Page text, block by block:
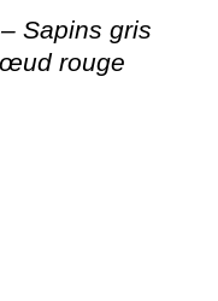
Sapins gris
rouge